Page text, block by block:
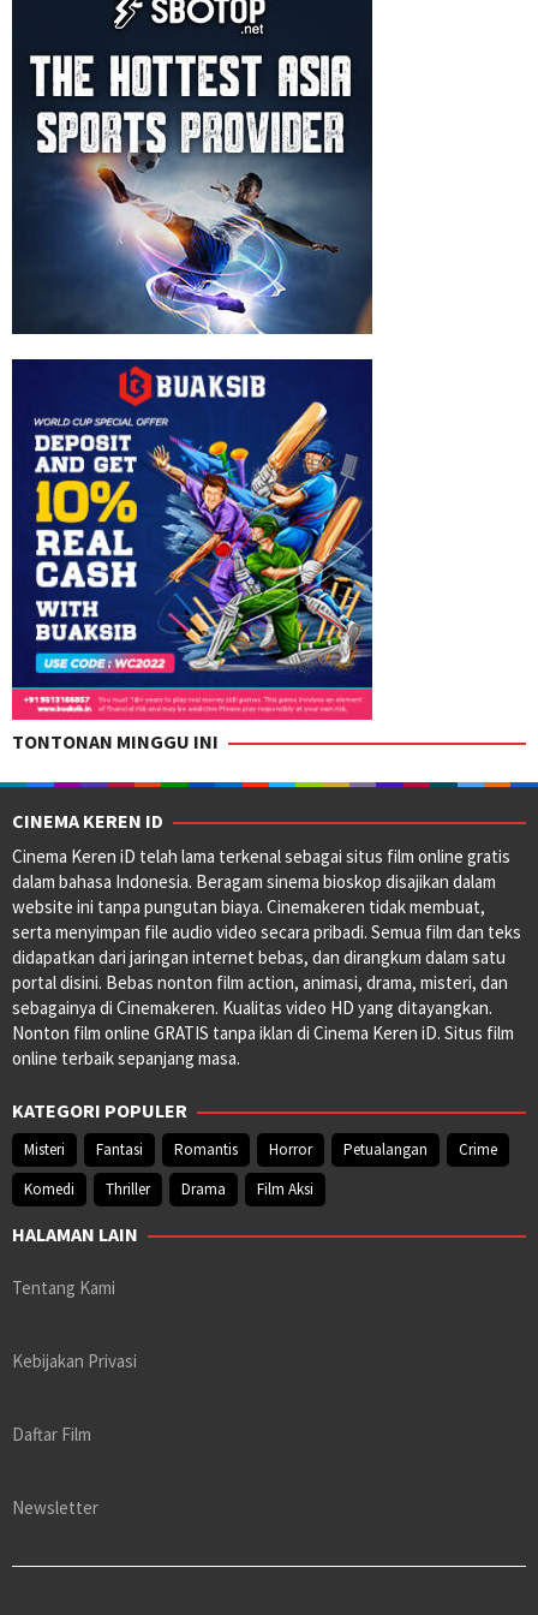
TONTONAN MINGGU INI
CINEMA KEREN ID
Cinema Keren iD telah lama terkenal sebagai situs film online gratis
dalam bahasa Indonesia. Beragam sinema bioskop disajikan dalam
website ini tanpa pungutan biaya. Cinemakeren tidak membuat,
serta menyimpan file audio video secara pribadi. Semua film dan teks
didapatkan dari jaringan internet bebas, dan dirangkum dalam satu
portal disini. Bebas nonton film action, animasi, drama, misteri, dan
sebagainya di Cinemakeren. Kualitas video HD yang ditayangkan.
Nonton film online GRATIS tanpa iklan di Cinema Keren iD. Situs film
online terbaik sepanjang masa.
KATEGORI POPULER
Misteri Fantasi Romantis Horror Petualangan
Crime
Komedi
Thriller Drama Film Aksi
HALAMAN LAIN
Tentang Kami
Kebijakan Privasi
Daftar Film
Newsletter